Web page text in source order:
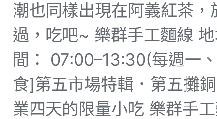
潮也同樣出現在阿義紅茶
過，吃吧~ 樂群手工麵線
間： 07:00–13:30(每週一
食]第五市場特輯．第五攤
業四天的限量小吃 樂群手